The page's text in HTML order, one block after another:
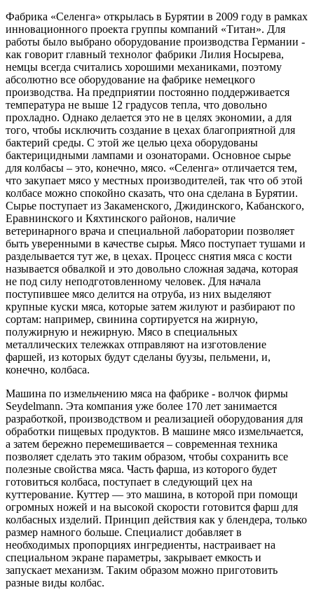
Фабрика «Селенга» открылась в Бурятии в 2009 году в рамках
инновационного проекта группы компаний «Титан». Для
работы было выбрано оборудование производства Германии -
как говорит главный технолог фабрики Лилия Носырева,
немцы всегда считались хорошими механиками, поэтому
абсолютно все оборудование на фабрике немецкого
производства. На предприятии постоянно поддерживается
температура не выше 12 градусов тепла, что довольно
прохладно. Однако делается это не в целях экономии, а для
того, чтобы исключить создание в цехах благоприятной для
бактерий среды. С этой же целью цеха оборудованы
бактерицидными лампами и озонаторами. Основное сырье
для колбасы – это, конечно, мясо. «Селенга» отличается тем,
что закупает мясо у местных производителей, так что об этой
колбасе можно спокойно сказать, что она сделана в Бурятии.
Сырье поступает из Закаменского, Джидинского, Кабанского,
Еравнинского и Кяхтинского районов, наличие
ветеринарного врача и специальной лаборатории позволяет
быть уверенными в качестве сырья. Мясо поступает тушами и
разделывается тут же, в цехах. Процесс снятия мяса с кости
называется обвалкой и это довольно сложная задача, которая
не под силу неподготовленному человек. Для начала
поступившее мясо делится на отруба, из них выделяют
крупные куски мяса, которые затем жилуют и разбирают по
сортам: например, свинина сортируется на жирную,
полужирную и нежирную. Мясо в специальных
металлических тележках отправляют на изготовление
фаршей, из которых будут сделаны буузы, пельмени, и,
конечно, колбаса.
Машина по измельчению мяса на фабрике - волчок фирмы
Seydelmann. Эта компания уже более 170 лет занимается
разработкой, производством и реализацией оборудования для
обработки пищевых продуктов. В машине мясо измельчается,
а затем бережно перемешивается – современная техника
позволяет сделать это таким образом, чтобы сохранить все
полезные свойства мяса. Часть фарша, из которого будет
готовиться колбаса, поступает в следующий цех на
куттерование. Куттер — это машина, в которой при помощи
огромных ножей и на высокой скорости готовится фарш для
колбасных изделий. Принцип действия как у блендера, только
размер намного больше. Специалист добавляет в
необходимых пропорциях ингредиенты, настраивает на
специальном экране параметры, закрывает емкость и
запускает механизм. Таким образом можно приготовить
разные виды колбас.